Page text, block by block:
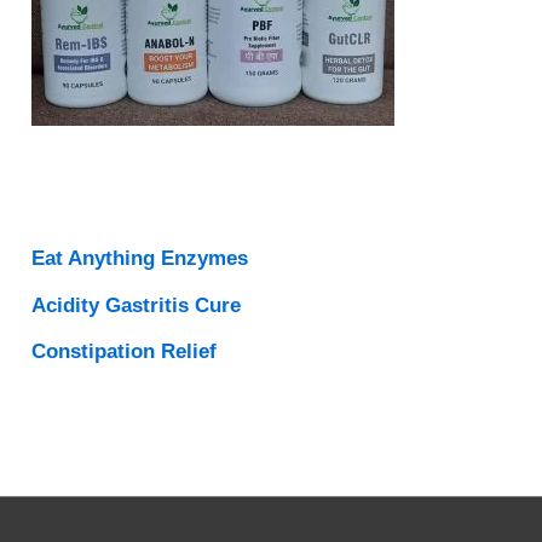
Eat Anything Enzymes
Acidity Gastritis Cure
Constipation Relief